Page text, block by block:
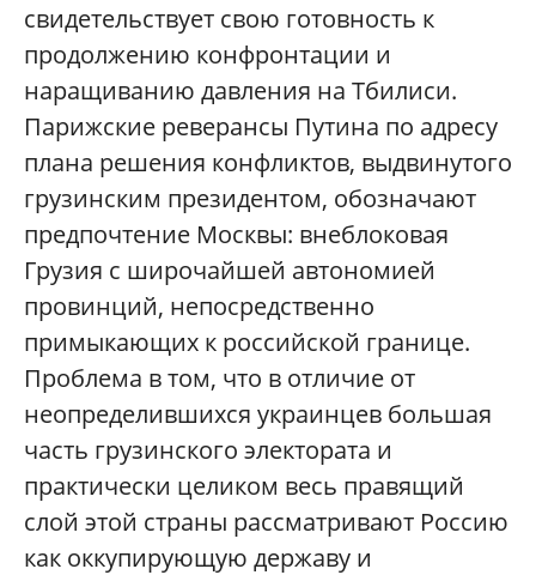
свидетельствует свою готовность к
продолжению конфронтации и
наращиванию давления на Тбилиси.
Парижские реверансы Путина по адресу
плана решения конфликтов, выдвинутого
грузинским президентом, обозначают
предпочтение Москвы: внеблоковая
Грузия с широчайшей автономией
провинций, непосредственно
примыкающих к российской границе.
Проблема в том, что в отличие от
неопределившихся украинцев большая
часть грузинского электората и
практически целиком весь правящий
слой этой страны рассматривают Россию
как оккупирующую державу и